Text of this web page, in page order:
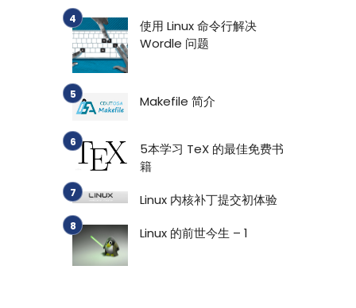
使用 Linux 命令行解决
Wordle 问题
Makefile 简介
5本学习 TeX 的最佳免费书
籍
Linux 内核补丁提交初体验
Linux 的前世今生 – 1